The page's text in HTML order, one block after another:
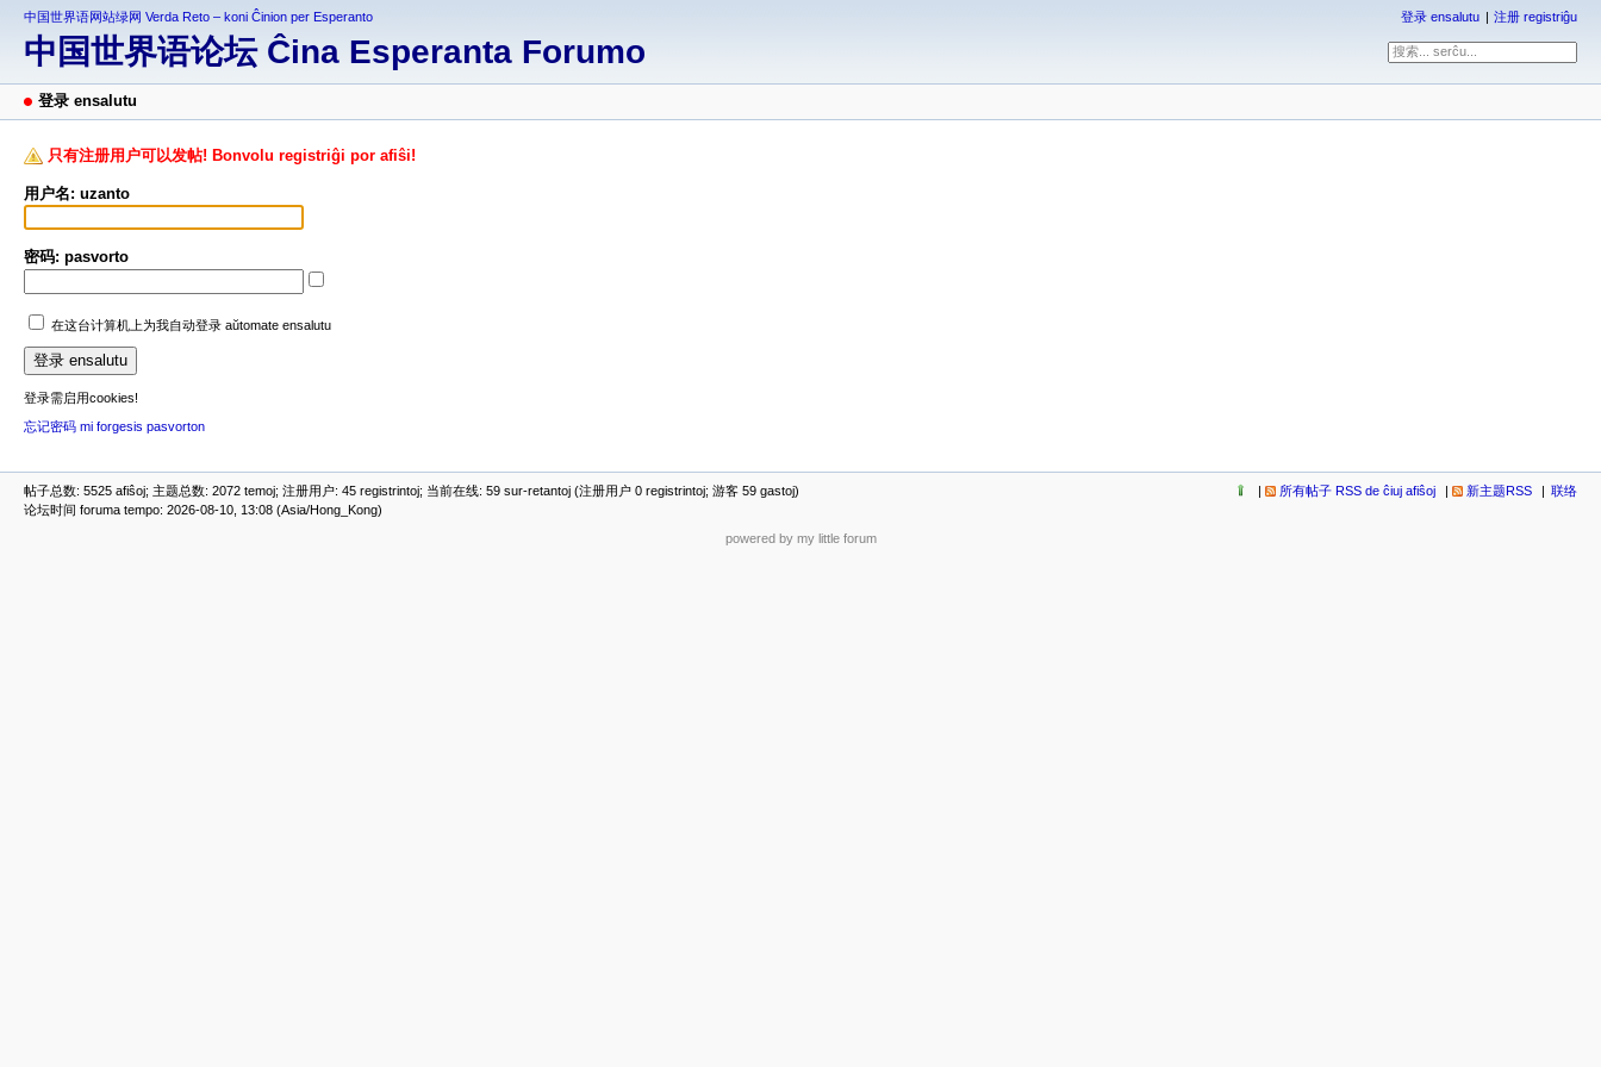
中国世界语网站绿网 Verda Reto – koni Ĉinion per Esperanto
中国世界语论坛 Ĉina Esperanta Forumo
登录 ensalutu 注册 registriĝu
登录 ensalutu
只有注册用户可以发帖! Bonvolu registriĝi por afiŝi!
用户名: uzanto
密码: pasvorto
在这台计算机上为我自动登录 aŭtomate ensalutu
登录需启用cookies!
忘记密码 mi forgesis pasvorton
帖子总数: 5525 afiŝoj; 主题总数: 2072 temoj; 注册用户: 45 registrintoj; 当前在线: 59 sur-retantoj (注册用户 0 registrintoj; 游客 59 gastoj)
论坛时间 foruma tempo: 2026-08-10, 13:08 (Asia/Hong_Kong)
所有帖子 RSS de ĉiuj afiŝoj 新主题RSS 联络
powered by my little forum